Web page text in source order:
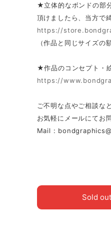
★立体的なボンドの部
頂けましたら、当方で
https://
（作品と同じサイズの
★作品のコンセプト・
https://
ご不明な点やご相談な
お気軽にメールにてお
Mail :
Sold out